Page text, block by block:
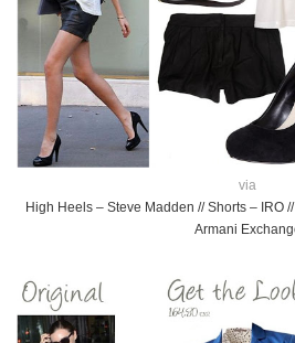
via
High Heels – Steve Madden // Shorts – IRO
Armani